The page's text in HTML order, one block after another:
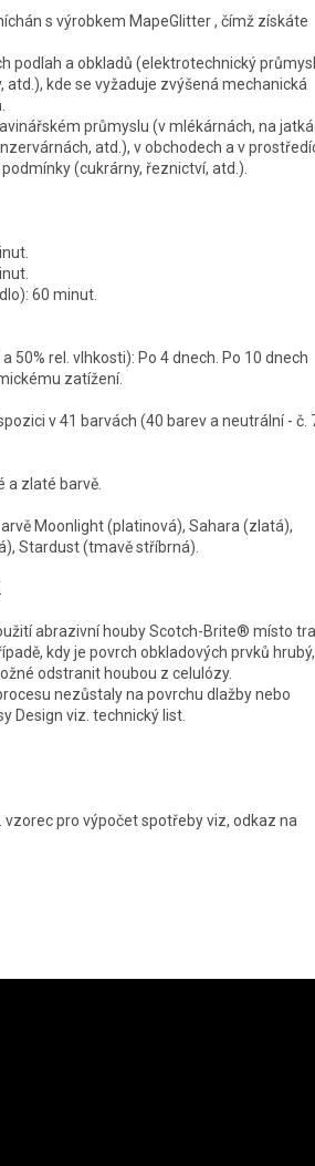
s výrobkem MapeGlitter , čímž získáte
podlah a obkladů (elektrotechnický
atd.), kde se vyžaduje zvýšená mechanická
průmyslu (v mlékárnách, na
atd.), v obchodech a v
(cukrárny, řeznictví, atd.).
60 minut.
a 50% rel. vlhkosti): Po 4 dnech. Po 10 dnech
zatížení.
v 41 barvách (40 barev a neutrální - č.
a zlaté barvě.
Moonlight (platinová), Sahara (zlatá),
Stardust (tmavě stříbrná).
abrazivní houby Scotch-Brite® místo
kdy je povrch obkladových prvků hrubý,
odstranit houbou z celulózy.
nezůstaly na povrchu dlažby nebo
Design viz. technický list.
pro výpočet spotřeby viz, odkaz na